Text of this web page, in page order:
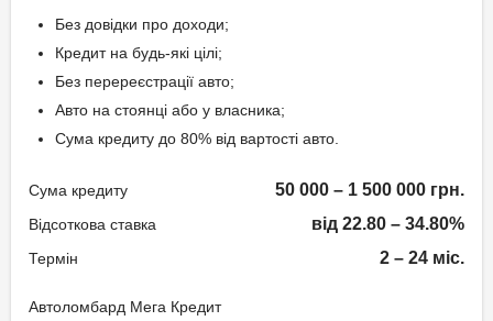
Способи погашення
На розрахунковий
Без довідки про доходи;
Кредит на будь-які цілі;
Без перереєстрації авто;
Авто на стоянці або у власника;
Сума кредиту до 80% від вартості авто.
Сума кредиту 50 000 – 1 500 000 грн.
Відсоткова ставка від 22.80 – 34.80%
Термін 2 – 24 міс.
Автоломбард Мега Кредит